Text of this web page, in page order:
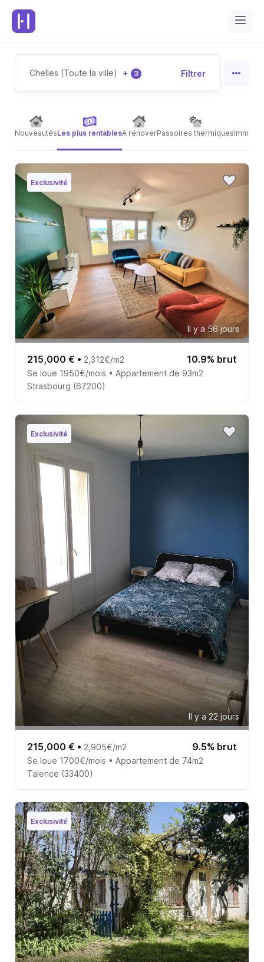
Chelles (Toute la ville) + 3 Filtrer
NouveautésLes plus rentablesA rénoverPassoires thermiques
Exclusivité
Il y a 56 jours
215,000 € • 2,312€/m2 10.9% brut
Se loue 1950€/mois • Appartement de 93m2
Strasbourg (67200)
Exclusivité
Il y a 22 jours
215,000 € • 2,905€/m2 9.5% brut
Se loue 1700€/mois • Appartement de 74m2
Talence (33400)
Exclusivité